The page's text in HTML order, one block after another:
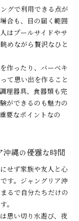
グで利用できる点が
合も、目の届く範囲
はプールサイドやサ
めながら贅沢なひと
作ったり、バーベキ
て思い出を作ること
理器具、食器類も完
ができるのも魅力の
要なポイントなの
沖縄の優雅な時間
せず家族や友人と心
す。ジャングリア沖
るで自分たちだけの
。
思い切り水遊び、夜